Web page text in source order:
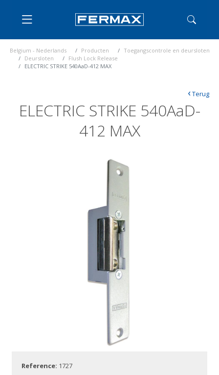
Belgium - Nederlands Producten
Toegangscontrole en deursloten
Deursloten
Flush Lock Release
ELECTRIC STRIKE 540AaD-412 MAX
ELECTRIC STRIKE 540AaD-
412 MAX
‹Terug
Reference: 1727